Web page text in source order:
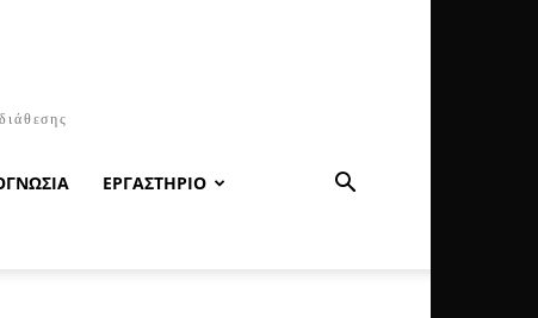
ΕΡΓΑΣΤΗΡΙΟ